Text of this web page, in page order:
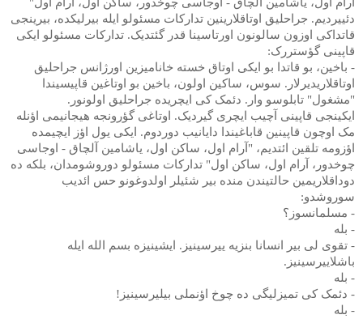
دئییردیم. جراحلیق اوتاقلارینین تدارکات مسئولو ایله بیرلیکده، بیرینجی
قاتداکی اوزون سالونون اورتاسینا قدر گئتدیک. تدارکات مسئولو ایکی
قاپینی گؤستررک:
- باخین، بو قاتدا بو ایکی اوتاق خسته خانامیزین اورژانس جراحلیق
اوتاقلاریدیرلار. سوس، ساکین اولون، باخین بو اوتاغین قاپیسیندا
"مشغول" تابلوسو وار. دئمک کی ایچریده جراحلیق اولونور.
ایکینجی قاپینی آچیب ایچری گیردیک. اوتاغی گؤرونجه هیجانیمی اؤنله
مک اوچون قاپینین قاباغیندا دایانیب دوردوم. ایکی یول اؤز ایچیمده
اؤزومه تلقین ائتدیم، "آرام اول، ساکن اول، یاشامین آلچاق - اوجاسی
چوخدور، آرام اول، ساکن اول" تدارکات مسئولو دوروشومدان، بلکه ده
دوداقلاریمین حالتیندن منده بیر شئیلر اولدوغونو حس ائدیب
سوروشدو:
- مسلمانسوز؟
- بله
- تقوی لی بیر انسانا بنزیه ییرسینیز. ایشینیزه بسم الله ایله
باشلاییرسینیز.
- بله
- دئمک کی تمیزلیگی ده چوخ اؤنملی بیلیرسینیز!
- بله